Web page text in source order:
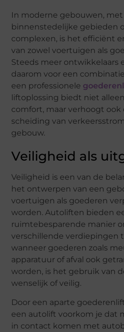
In moderne gebouwen,
binnenstedelijke gebieden
complexen, is het efficiënt
van zowel voertuigen als
Steeds meer ontwikkelaars
daarom voor een
een professionele
liftoplossing biedt niet
comfort, maar verhoogt ook
scheiding van
gebouw.
Veiligheid als
Veiligheid is een van de
het ontwerpen van een
voertuigen als goederen
worden. Autoliften bieden
ruimtebesparende manier
verschillende verdiepingen
wanneer goederen zoals
apparatuur of afval ook
worden, is het gebruik van
wenselijk of veilig.
Door een aparte
een autolift voorkom je dat
in contact komen met